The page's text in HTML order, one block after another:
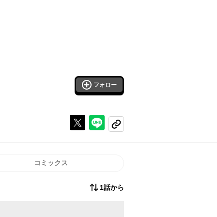
フォロー
Xで投稿するラインでシェアする
コピーする
コミックス
1話から